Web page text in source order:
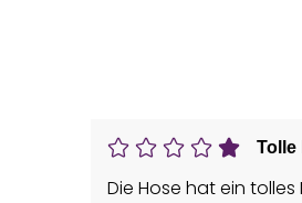
Tolle
Die Hose hat ein